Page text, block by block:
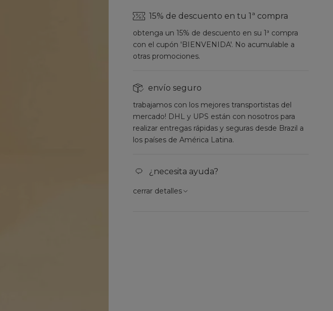
15% de descuento en tu 1ª compra
obtenga un 15% de descuento en su 1ª compra
con el cupón 'BIENVENIDA'. No acumulable a
otras promociones.
envío seguro
trabajamos con los mejores transportistas del
mercado! DHL y UPS están con nosotros para
realizar entregas rápidas y seguras desde Brazil a
los países de América Latina.
¿necesita ayuda?
cerrar detalles